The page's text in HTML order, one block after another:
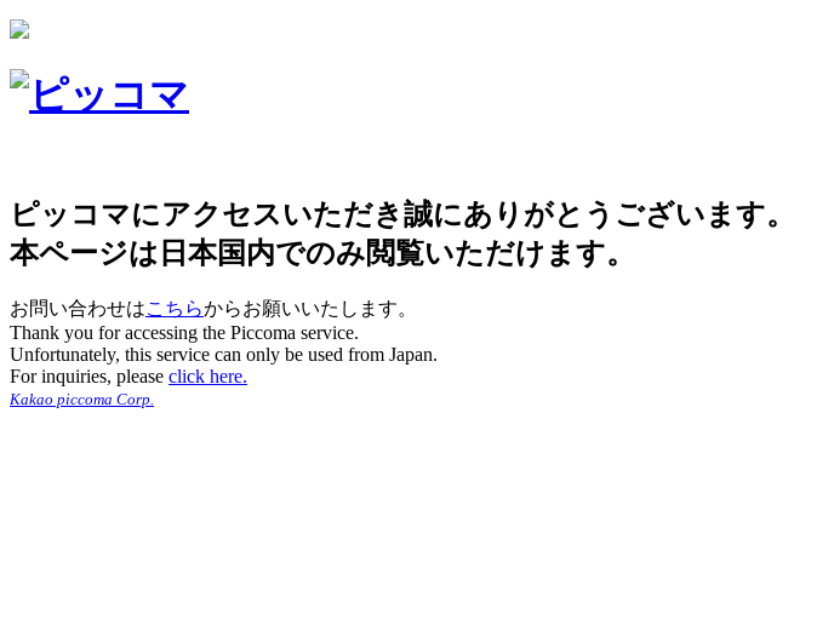
ピッコマにアクセスいただき誠にありがとうございます。
本ページは日本国内でのみ閲覧いただけます。
お問い合わせはこちらからお願いいたします。
Thank you for accessing the Piccoma service.
Unfortunately, this service can only be used from Japan.
For inquiries, please click here.
Kakao piccoma Corp.